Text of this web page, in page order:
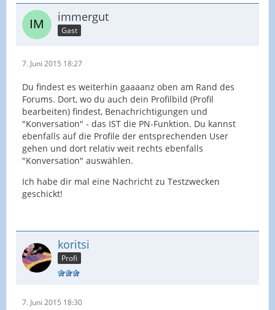
immergut
Gast
7. Juni 2015 18:27
Du findest es weiterhin gaaaanz oben am Rand des
Forums. Dort, wo du auch dein Profilbild (Profil
bearbeiten) findest, Benachrichtigungen und
"Konversation" - das IST die PN-Funktion. Du kannst
ebenfalls auf die Profile der entsprechenden User
gehen und dort relativ weit rechts ebenfalls
"Konversation" auswählen.
Ich habe dir mal eine Nachricht zu Testzwecken
geschickt!
koritsi
Profi
7. Juni 2015 18:30